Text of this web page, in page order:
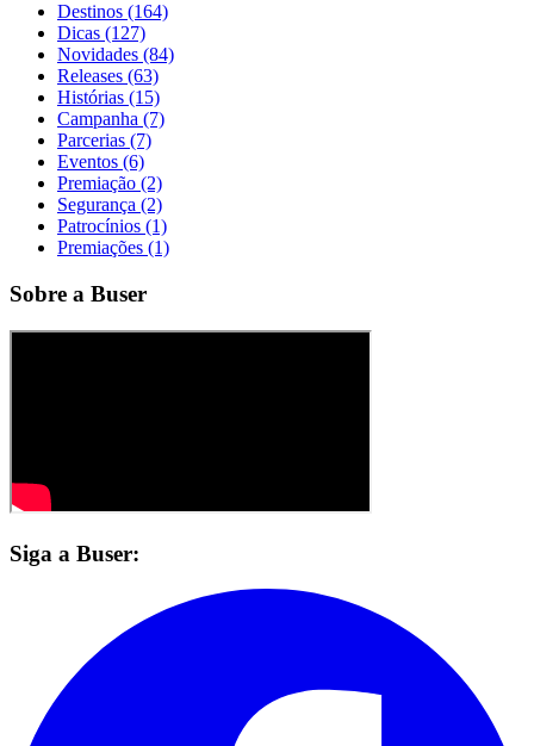
Destinos (164)
Dicas (127)
Novidades (84)
Releases (63)
Histórias (15)
Campanha (7)
Parcerias (7)
Eventos (6)
Premiação (2)
Segurança (2)
Patrocínios (1)
Premiações (1)
Sobre a Buser
Siga a Buser: